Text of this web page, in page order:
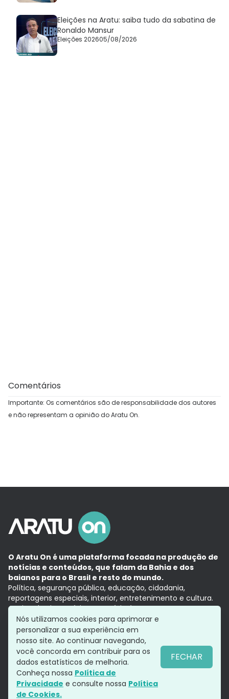
Eleições na Aratu: saiba tudo da sabatina de
Ronaldo Mansur
Eleições 202605/08/2026
Comentários
Importante: Os comentários são de responsabilidade dos autores
e não representam a opinião do Aratu On.
O Aratu On é uma plataforma focada na produção de
notícias e conteúdos, que falam da Bahia e dos
baianos para o Brasil e resto do mundo.
Política, segurança pública, educação, cidadania,
reportagens especiais, interior, entretenimento e cultura.
Aqui, tudo vira notícia e a notícia é no tempo presente,
com a credibilidade do Grupo Aratu.
Grupo Aratu
Política de privacidade
Siga-nos
Nós utilizamos cookies para aprimorar e
personalizar a sua experiência em
nosso site. Ao continuar navegando,
você concorda em contribuir para os
dados estatísticos de melhoria.
Conheça nossa Política de
Privacidade e consulte nossa Política
de Cookies.
FECHAR